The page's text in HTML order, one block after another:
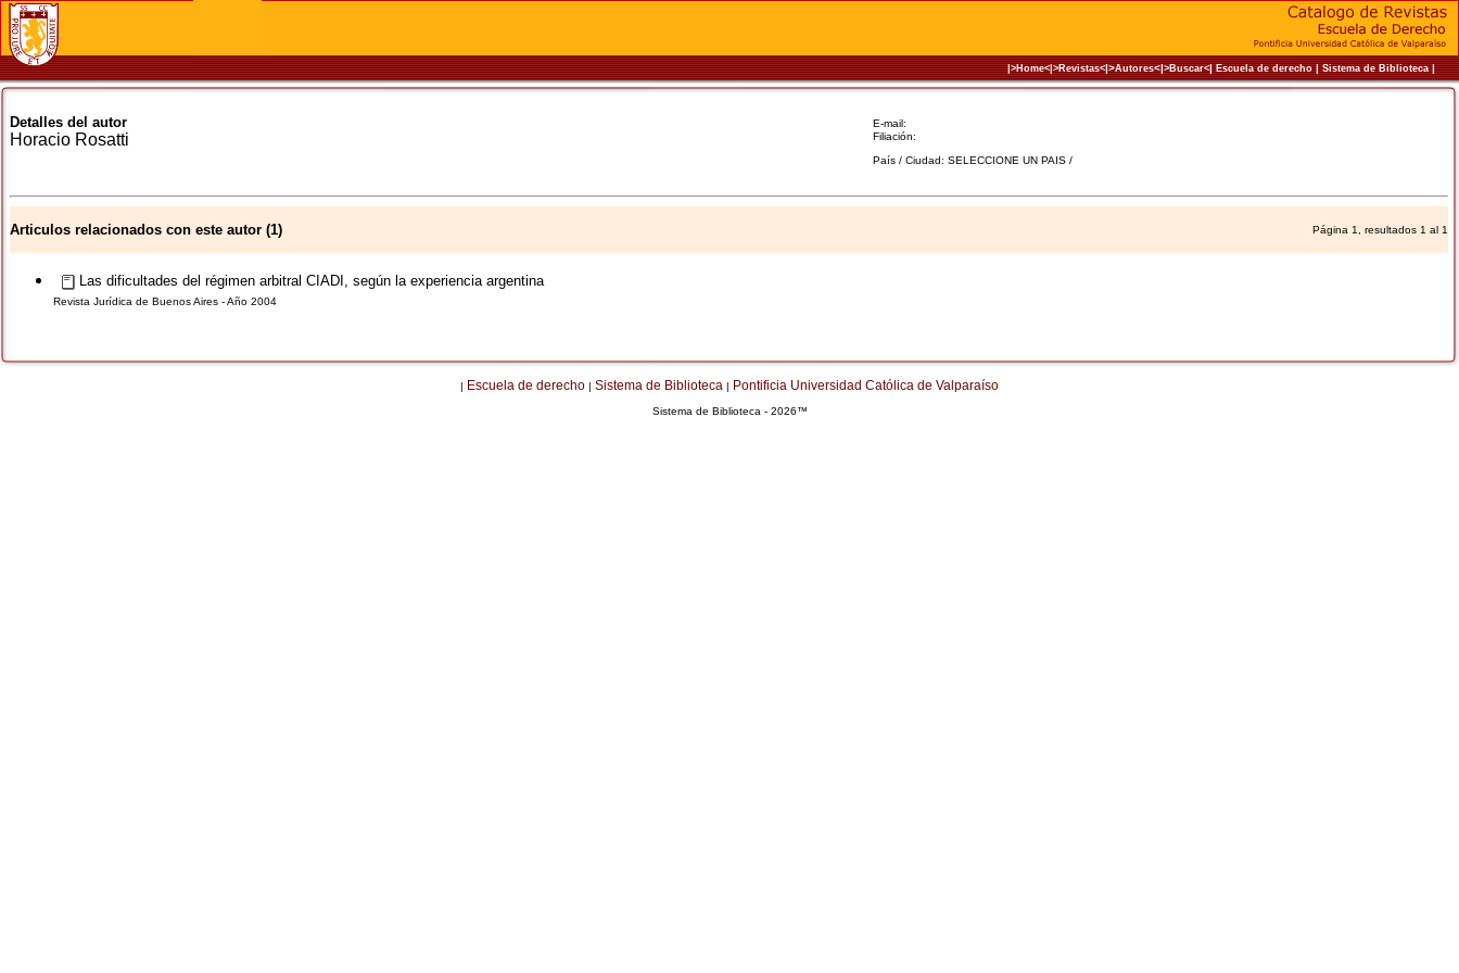
|>Home<|>Revistas<|>Autores<|>Buscar<|Escuela de derecho|Sistema de Biblioteca|
E-mail:
Filiación:
País / Ciudad: SELECCIONE UN PAIS /
Detalles del autor
Horacio Rosatti
Articulos relacionados con este autor (1) Página 1, resultados 1 al 1
Las dificultades del régimen arbitral CIADI, según la experiencia argentina
Revista Jurídica de Buenos Aires - Año 2004
| Escuela de derecho | Sistema de Biblioteca | Pontificia Universidad Católica de Valparaíso
Sistema de Biblioteca - 2026™